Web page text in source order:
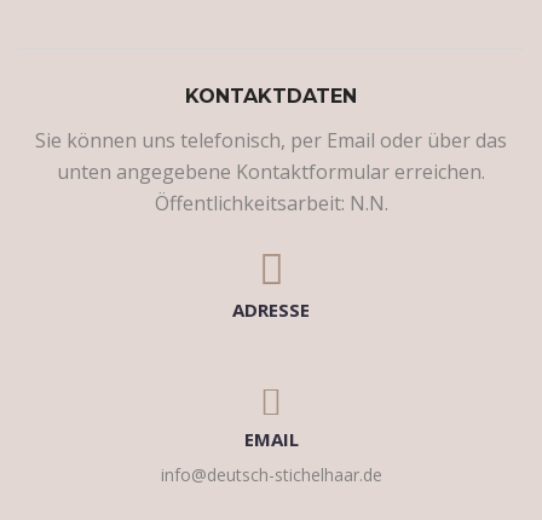
KONTAKTDATEN
Sie können uns telefonisch, per Email oder über das
unten angegebene Kontaktformular erreichen.
Öffentlichkeitsarbeit: N.N.
ADRESSE
EMAIL
info@deutsch-stichelhaar.de